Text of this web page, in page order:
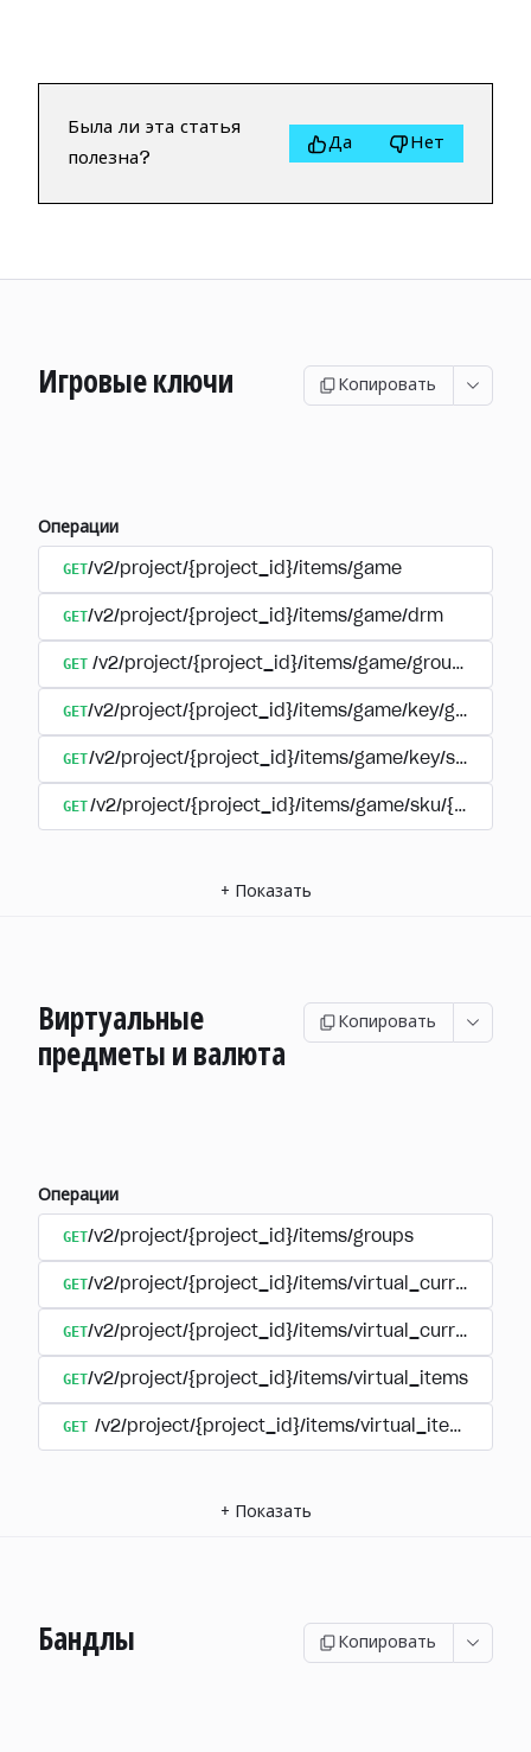
Была ли эта статья
полезна?
Да Нет
Игровые ключи Копировать
Операции
GET/v2/project/{project_id}/items/game
GET/v2/project/{project_id}/items/game/drm
GET /v2/project/{project_id}/items/game/group/
GET/v2/project/{project_id}/items/game/key/group/
GET/v2/project/{project_id}/items/game/key/sku/
GET/v2/project/{project_id}/items/game/sku/
+ Показать
Виртуальные
предметы и валюта
Копировать
Операции
GET/v2/project/{project_id}/items/groups
GET/v2/project/{project_id}/items/virtual_currency
GET/v2/project/{project_id}/items/virtual_currency/
GET/v2/project/{project_id}/items/virtual_items
GET /v2/project/{project_id}/items/virtual_items/
+ Показать
Бандлы Копировать